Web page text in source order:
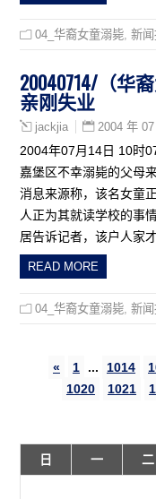
04_华裔女童溺毙 ,新
20040714/（华
亲刚失业
jackjia 2004 年
2004年07月14日 10时
嘉堡区不幸溺毙的父母
消息来源称，该名女童
人正为其就读学校的事
居告诉记者，该户人家
READ MORE
04_华裔女童溺毙 ,新
« 1 ... 1014
1020 1021
日
一 二